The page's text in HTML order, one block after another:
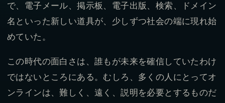
で、電子メール、掲示板、電子出版、検索、ドメイン
名といった新しい道具が、少しずつ社会の端に現れ始
めていた。
この時代の面白さは、誰もが未来を確信していたわけ
ではないところにある。むしろ、多くの人にとってオ
ンラインは、難しく、遠く、説明を必要とするものだ